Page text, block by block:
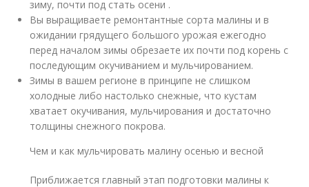
зиму, почти под стать осени .
Вы выращиваете ремонтантные сорта малины и в
ожидании грядущего большого урожая ежегодно
перед началом зимы обрезаете их почти под корень с
последующим окучиванием и мульчированием.
Зимы в вашем регионе в принципе не слишком
холодные либо настолько снежные, что кустам
хватает окучивания, мульчирования и достаточно
толщины снежного покрова.
Чем и как мульчировать малину осенью и весной
Приближается главный этап подготовки малины к